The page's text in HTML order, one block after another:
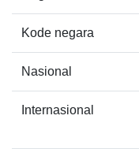
Kode negara
Nasional
Internasional